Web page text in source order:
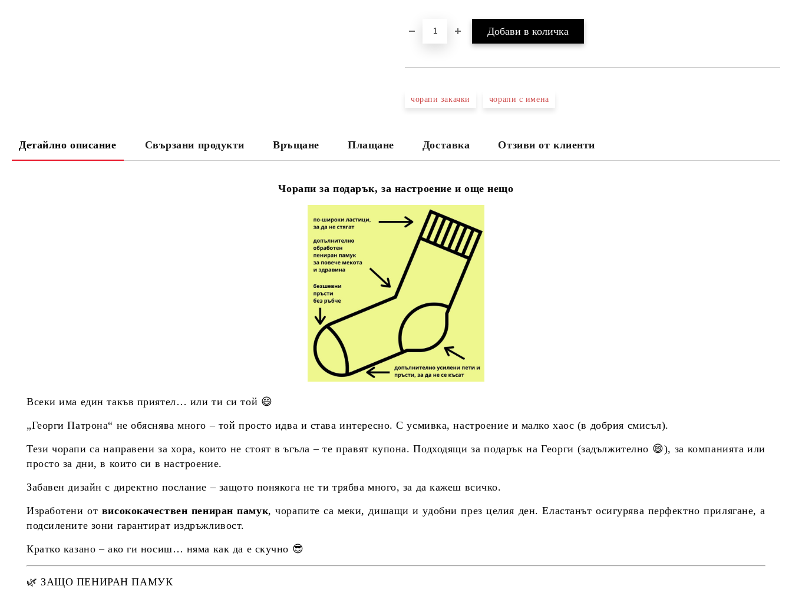
чорапи закачки чорапи с имена
Детайлно описание Свързани продукти Връщане Плащане Доставка Отзиви от клиенти
Чорапи за подарък, за настроение и още нещо
Всеки има един такъв приятел… или ти си той 😄
„Георги Патрона“ не обяснява много – той просто идва и става интересно. С усмивка, настроение и малко хаос (в добрия смисъл).
Тези чорапи са направени за хора, които не стоят в ъгъла – те правят купона. Подходящи за подарък на Георги (задължително 😄), за компанията или
просто за дни, в които си в настроение.
Забавен дизайн с директно послание – защото понякога не ти трябва много, за да кажеш всичко.
Изработени от висококачествен пениран памук, чорапите са меки, дишащи и удобни през целия ден. Еластанът осигурява перфектно прилягане, а
подсилените зони гарантират издръжливост.
Кратко казано – ако ги носиш… няма как да е скучно 😎
🌿 ЗАЩО ПЕНИРАН ПАМУК